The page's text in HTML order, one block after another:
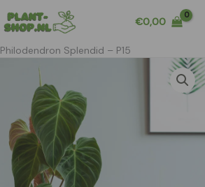
€0,00
Philodendron Splendid – P15